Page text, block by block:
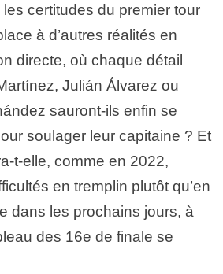
certitudes du premier tour
à d’autres réalités en
directe, où chaque détail
Julián Álvarez ou
sauront-ils enfin se
soulager leur capitaine ? Et
t-elle, comme en 2022,
en tremplin plutôt qu’en
dans les prochains jours, à
des 16e de finale se